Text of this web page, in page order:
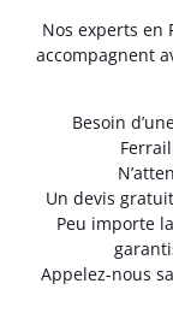
Nos experts en
accompagnent
Besoin
Un devis
Peu importe
Appelez-nous